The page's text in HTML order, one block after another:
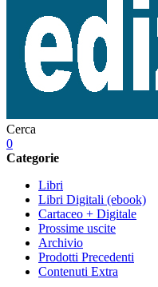
Cerca
0
Categorie
Libri
Libri Digitali (ebook)
Cartaceo + Digitale
Prossime uscite
Archivio
Prodotti Precedenti
Contenuti Extra